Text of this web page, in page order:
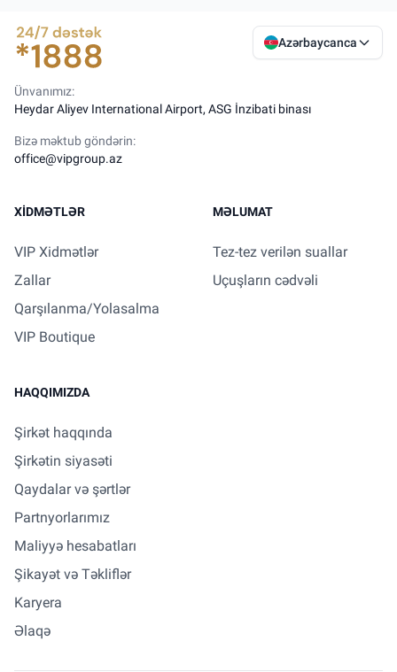
Azərbaycanca
Ünvanımız:
Heydar Aliyev International Airport, ASG İnzibati binası
Bizə məktub göndərin:
office@vipgroup.az
XIDMƏTLƏR
VIP Xidmətlər
Zallar
Qarşılanma/Yolasalma
VIP Boutique
MƏLUMAT
Tez-tez verilən suallar
Uçuşların cədvəli
HAQQIMIZDA
Şirkət haqqında
Şirkətin siyasəti
Qaydalar və şərtlər
Partnyorlarımız
Maliyyə hesabatları
Şikayət və Təkliflər
Karyera
Əlaqə